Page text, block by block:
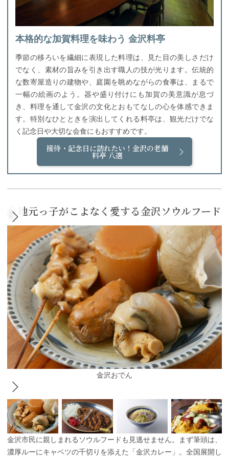
本格的な加賀料理を味わう 金沢料亭
季節の移ろいを繊細に表現した料理は、見た目の美しさだけ
でなく、素材の旨みを引き出す職人の技が光ります。伝統的
な数寄屋造りの建物や、庭園を眺めながらの食事は、まるで
一幅の絵画のよう。器や盛り付けにも加賀の美意識が息づ
き、料理を通して金沢の文化とおもてなしの心を体感できま
す。特別なひとときを演出してくれる料亭は、観光だけでな
く記念日や大切な会食にもおすすめです。
接待・記念日に訪れたい！金沢の老舗
料亭 八選
地元っ子がこよなく愛する金沢ソウルフード
金沢おでん
金沢市民に親しまれるソウルフードも見逃せません。まず筆頭は、
濃厚ルーにキャベツの千切りを添えた「金沢カレー」。全国展開し